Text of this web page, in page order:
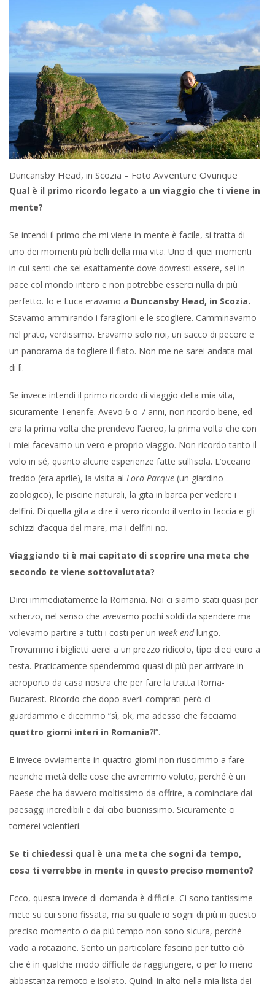
Duncansby Head, in Scozia – Foto Avventure Ovunque
Qual è il primo ricordo legato a un viaggio che ti viene in
mente?
Se intendi il primo che mi viene in mente è facile, si tratta di
uno dei momenti più belli della mia vita. Uno di quei momenti
in cui senti che sei esattamente dove dovresti essere, sei in
pace col mondo intero e non potrebbe esserci nulla di più
perfetto. Io e Luca eravamo a Duncansby Head, in Scozia.
Stavamo ammirando i faraglioni e le scogliere. Camminavamo
nel prato, verdissimo. Eravamo solo noi, un sacco di pecore e
un panorama da togliere il fiato. Non me ne sarei andata mai
di lì.
Se invece intendi il primo ricordo di viaggio della mia vita,
sicuramente Tenerife. Avevo 6 o 7 anni, non ricordo bene, ed
era la prima volta che prendevo l’aereo, la prima volta che con
i miei facevamo un vero e proprio viaggio. Non ricordo tanto il
volo in sé, quanto alcune esperienze fatte sull’isola. L’oceano
freddo (era aprile), la visita al Loro Parque (un giardino
zoologico), le piscine naturali, la gita in barca per vedere i
delfini. Di quella gita a dire il vero ricordo il vento in faccia e gli
schizzi d’acqua del mare, ma i delfini no.
Viaggiando ti è mai capitato di scoprire una meta che
secondo te viene sottovalutata?
Direi immediatamente la Romania. Noi ci siamo stati quasi per
scherzo, nel senso che avevamo pochi soldi da spendere ma
volevamo partire a tutti i costi per un week-endlungo.
Trovammo i biglietti aerei a un prezzo ridicolo, tipo dieci euro a
testa. Praticamente spendemmo quasi di più per arrivare in
aeroporto da casa nostra che per fare la tratta Roma-
Bucarest. Ricordo che dopo averli comprati però ci
guardammo e dicemmo “sì, ok, ma adesso che facciamo
quattro giorni interi in Romania?!”.
E invece ovviamente in quattro giorni non riuscimmo a fare
neanche metà delle cose che avremmo voluto, perché è un
Paese che ha davvero moltissimo da offrire, a cominciare dai
paesaggi incredibili e dal cibo buonissimo. Sicuramente ci
tornerei volentieri.
Se ti chiedessi qual è una meta che sogni da tempo,
cosa ti verrebbe in mente in questo preciso momento?
Ecco, questa invece di domanda è difficile. Ci sono tantissime
mete su cui sono fissata, ma su quale io sogni di più in questo
preciso momento o da più tempo non sono sicura, perché
vado a rotazione. Sento un particolare fascino per tutto ciò
che è in qualche modo difficile da raggiungere, o per lo meno
abbastanza remoto e isolato. Quindi in alto nella mia lista dei